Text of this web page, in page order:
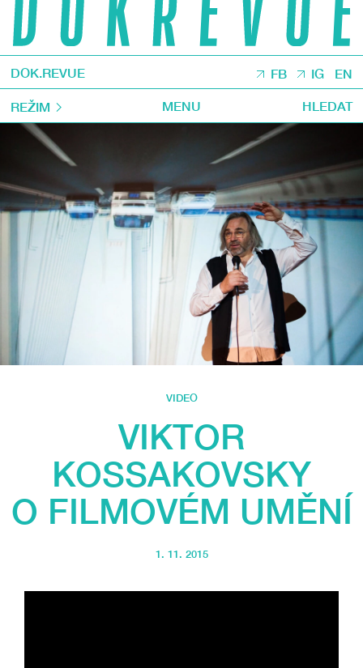
DOK.REVUE FB IG EN
REŽIM MENU HLEDAT
VIDEO
VIKTOR
KOSSAKOVSKY
O FILMOVÉM UMĚNÍ
1. 11. 2015